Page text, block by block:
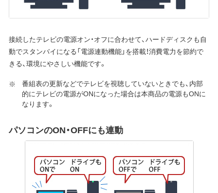
接続したテレビの電源オン・オフに合わせて、ハードディスクも自
動でスタンバイになる「電源連動機能」を搭載！消費電力を節約で
きる、環境にやさしい機能です。
番組表の更新などでテレビを視聴していないときでも、内部
的にテレビの電源がONになった場合は本商品の電源もONに
なります。
パソコンのON・OFFにも連動